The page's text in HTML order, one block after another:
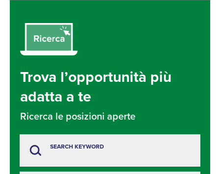
Trova l’opportunità più
adatta a te
Ricerca le posizioni aperte
SEARCH KEYWORD